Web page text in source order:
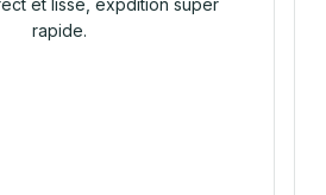
et lisse, expdition super
rapide.